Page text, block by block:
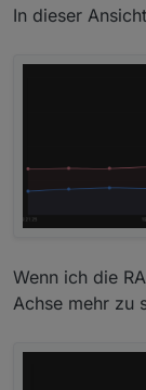
In dieser
Wenn ich die
Achse mehr zu